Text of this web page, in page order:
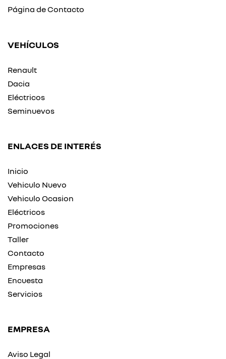
Página de Contacto
VEHÍCULOS
Renault
Dacia
Eléctricos
Seminuevos
ENLACES DE INTERÉS
Inicio
Vehiculo Nuevo
Vehiculo Ocasion
Eléctricos
Promociones
Taller
Contacto
Empresas
Encuesta
Servicios
EMPRESA
Aviso Legal